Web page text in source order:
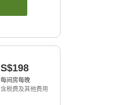
S$198
每间房每晚
含税费及其他费用